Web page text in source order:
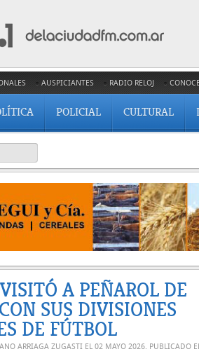
AUSPICIANTES RADIO RELOJ
POLICIAL CULTURAL
A PEÑAROL DE
SUS DIVISIONES
DE FÚTBOL
ARRIAGA ZUGASTI EL 02 MAYO 2026. PUBLICADO